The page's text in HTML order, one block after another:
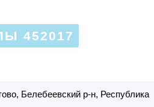
452017
Белебеевский р-н, Республика